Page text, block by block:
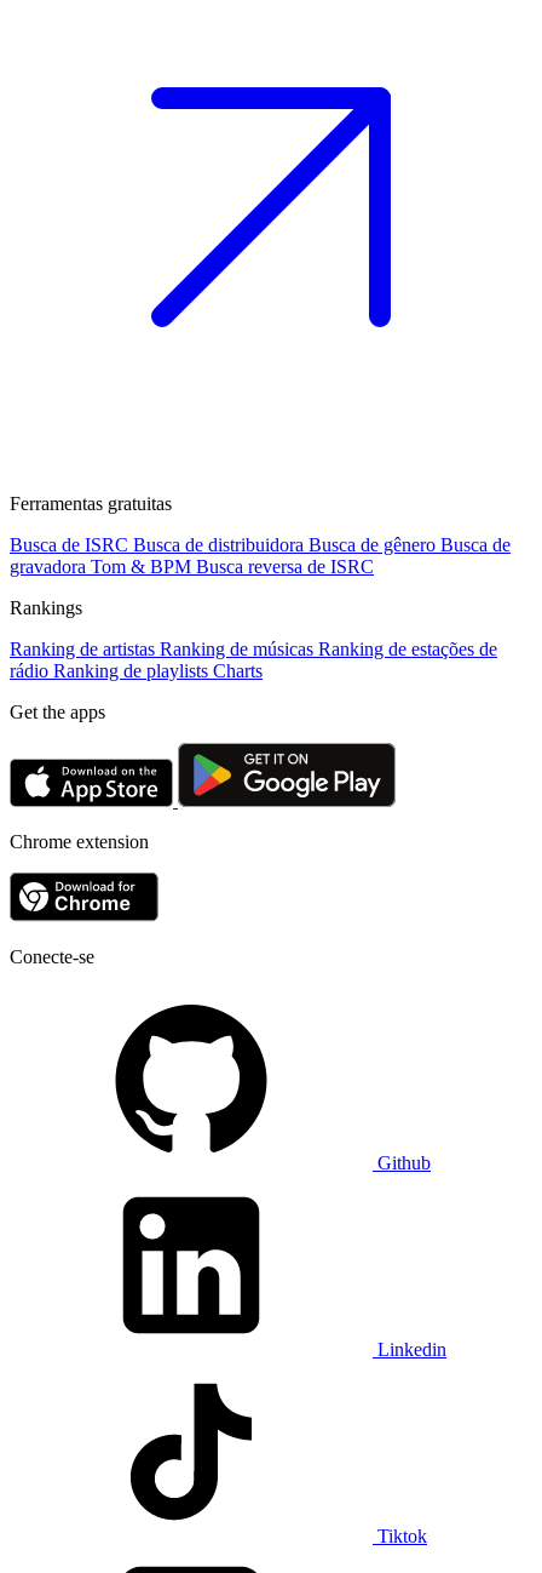
Ferramentas gratuitas
Busca de ISRC Busca de distribuidora Busca de gênero Busca de
gravadora Tom & BPM Busca reversa de ISRC
Rankings
Ranking de artistas Ranking de músicas Ranking de estações de
rádio Ranking de playlists Charts
Get the apps
Chrome extension
Conecte-se
Github
Linkedin
Tiktok